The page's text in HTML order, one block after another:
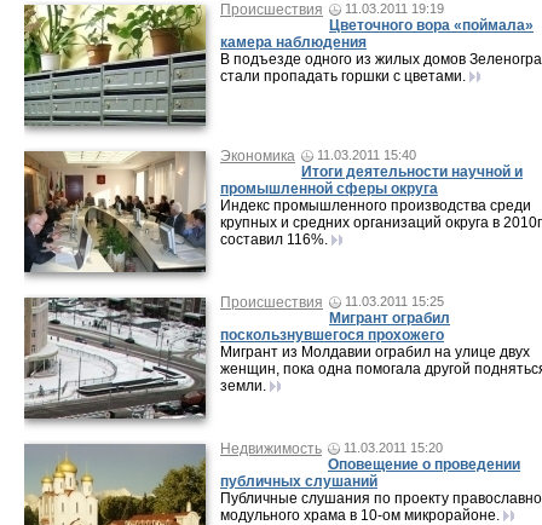
Происшествия 11.03.2011 19:19
Цветочного вора «поймала»
камера наблюдения
В подъезде одного из жилых домов
стали пропадать горшки с цветами.
Экономика 11.03.2011 15:40
Итоги деятельности научной и
промышленной сферы округа
Индекс промышленного производства среди
крупных и средних организаций округа в
составил 116%.
Происшествия 11.03.2011 15:25
Мигрант ограбил
поскользнувшегося прохожего
Мигрант из Молдавии ограбил на улице двух
женщин, пока одна помогала другой
земли.
Недвижимость 11.03.2011 15:20
Оповещение о проведении
публичных слушаний
Публичные слушания по проекту
модульного храма в 10-ом микрорайоне.